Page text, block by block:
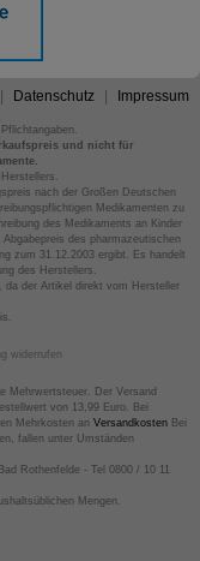
Datenschutz Impressum
und nicht für
nach der Großen Deutschen
Medikamenten zu
des Medikaments an Kinder
des pharmazeutischen
zum 31.12.2003 ergibt. Es handelt
des Herstellers.
der Artikel direkt vom Hersteller
widerrufen
Mehrwertsteuer. Der Versand
von 13,99 Euro. Bei
Mehrkosten an VersandkostenBei
fallen unter Umständen
Rothenfelde - Tel 0800 / 10 11
Mengen.